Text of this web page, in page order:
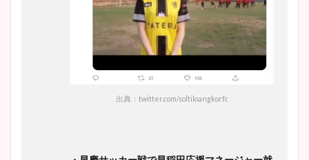
出典：twitter.com/soltiloangkorfc